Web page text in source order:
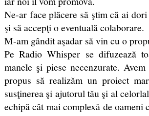
Ne-ar face plăcere să ştim că ai
şi să accepţi o eventuală colaborare.
M-am gândit aşadar să vin cu o
Pe Radio Whisper se difuzează
manele şi piese necenzurate.
propus să realizăm un proiect
susţinerea şi ajutorul tău şi al
echipă cât mai complexă de